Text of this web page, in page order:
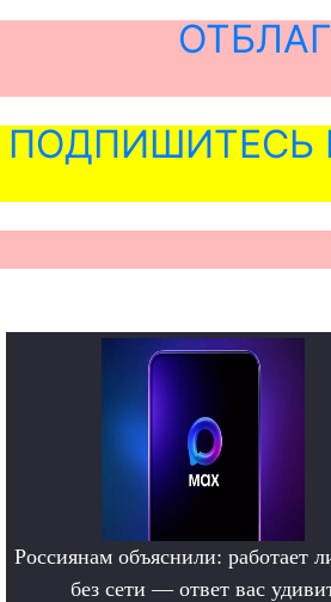
ПОДПИШИТЕСЬ
Россиянам объяснили: работает
без сети — ответ вас